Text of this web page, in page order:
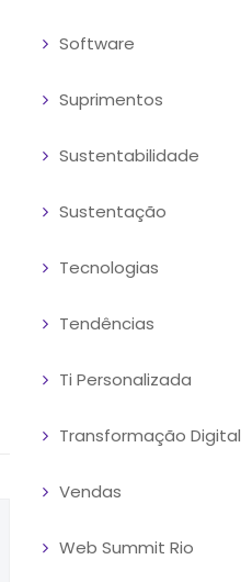
Software
Suprimentos
Sustentabilidade
Sustentação
Tecnologias
Tendências
Ti Personalizada
Transformação Digital
Vendas
Web Summit Rio